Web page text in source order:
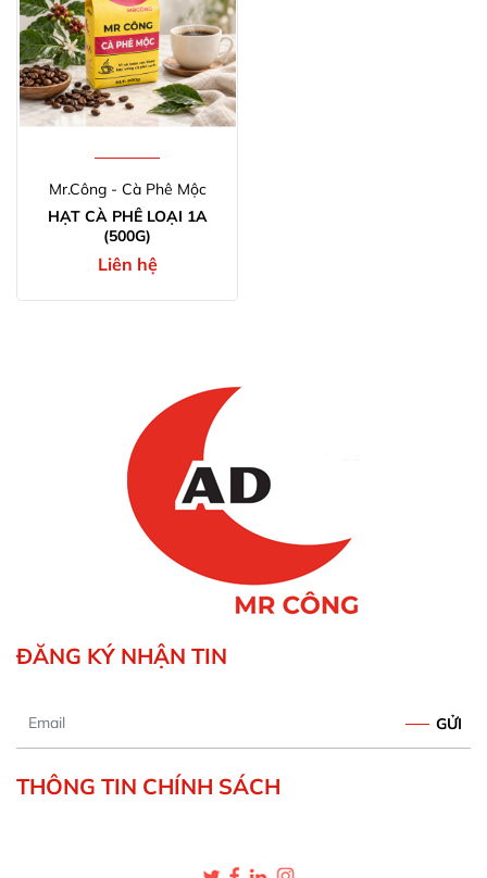
Mr.Công - Cà Phê Mộc
HẠT CÀ PHÊ LOẠI 1A
(500G)
Liên hệ
ĐĂNG KÝ NHẬN TIN
Email
THÔNG TIN CHÍNH SÁCH